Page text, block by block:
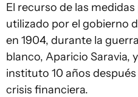
El recurso de las
utilizado por el gobierno
en 1904, durante la
blanco, Aparicio Saravia,
instituto 10 años
crisis financiera.